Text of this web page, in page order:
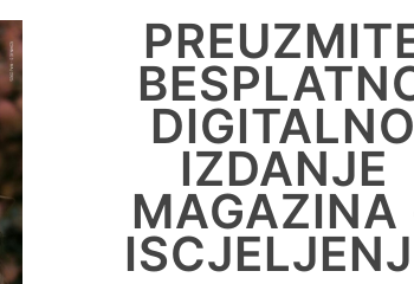
KNJIGA
'PRIRUČNIK
LIFE
DIGITALNO
IZDANJE
MAGAZINA